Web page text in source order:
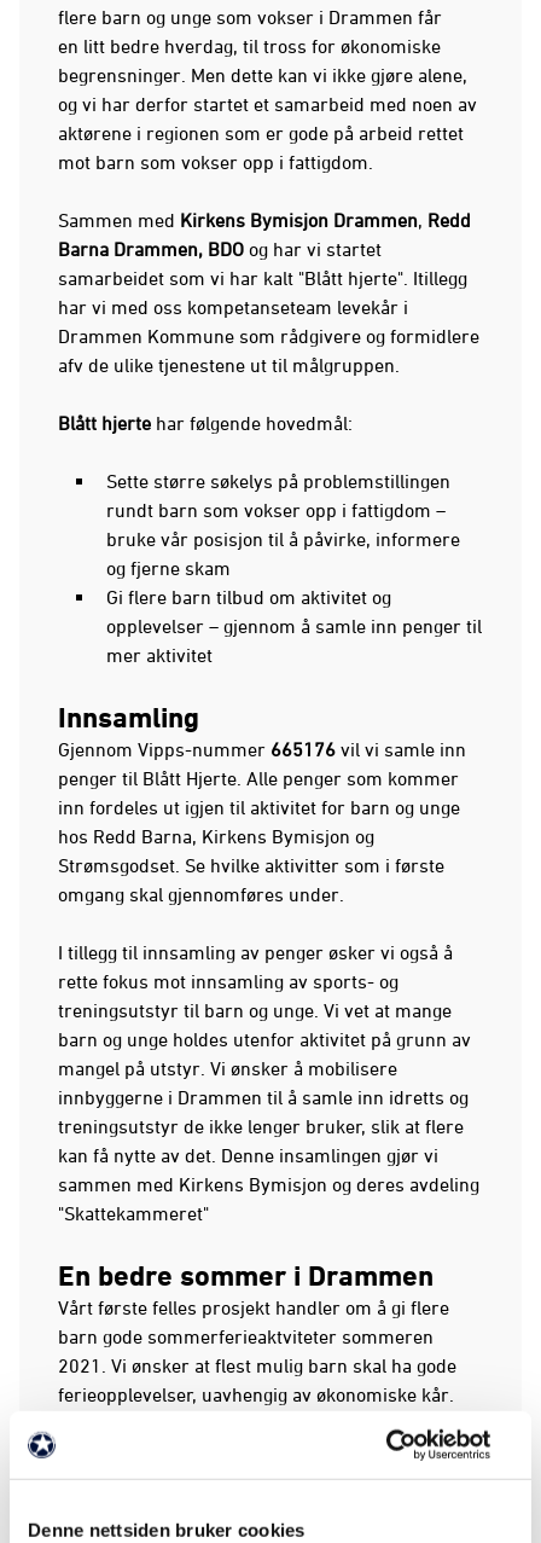
Denne nettsiden bruker cookies
flere barn og unge som vokser i Drammen får
en litt bedre hverdag, til tross for økonomiske
begrensninger. Men dette kan vi ikke gjøre alene,
og vi har derfor startet et samarbeid med noen av
aktørene i regionen som er gode på arbeid rettet
mot barn som vokser opp i fattigdom.
Sammen med Kirkens Bymisjon Drammen, Redd
Barna Drammen, BDO og har vi startet
samarbeidet som vi har kalt "Blått hjerte". Itillegg
har vi med oss kompetanseteam levekår i
Drammen Kommune som rådgivere og formidlere
afv de ulike tjenestene ut til målgruppen.
Blått hjerte har følgende hovedmål:
Sette større søkelys på problemstillingen
rundt barn som vokser opp i fattigdom –
bruke vår posisjon til å påvirke, informere
og fjerne skam
Gi flere barn tilbud om aktivitet og
opplevelser – gjennom å samle inn penger til
mer aktivitet
Innsamling
Gjennom Vipps-nummer 665176 vil vi samle inn
penger til Blått Hjerte. Alle penger som kommer
inn fordeles ut igjen til aktivitet for barn og unge
hos Redd Barna, Kirkens Bymisjon og
Strømsgodset. Se hvilke aktivitter som i første
omgang skal gjennomføres under.
I tillegg til innsamling av penger øsker vi også å
rette fokus mot innsamling av sports- og
treningsutstyr til barn og unge. Vi vet at mange
barn og unge holdes utenfor aktivitet på grunn av
mangel på utstyr. Vi ønsker å mobilisere
innbyggerne i Drammen til å samle inn idretts og
treningsutstyr de ikke lenger bruker, slik at flere
kan få nytte av det. Denne insamlingen gjør vi
sammen med Kirkens Bymisjon og deres avdeling
"Skattekammeret"
En bedre sommer i Drammen
Vårt første felles prosjekt handler om å gi flere
barn gode sommerferieaktviteter sommeren
2021. Vi ønsker at flest mulig barn skal ha gode
ferieopplevelser, uavhengig av økonomiske kår.
Gjennom innsamling på vipps nummer665176vil
vi samle inn penger som fordeles lik mellom